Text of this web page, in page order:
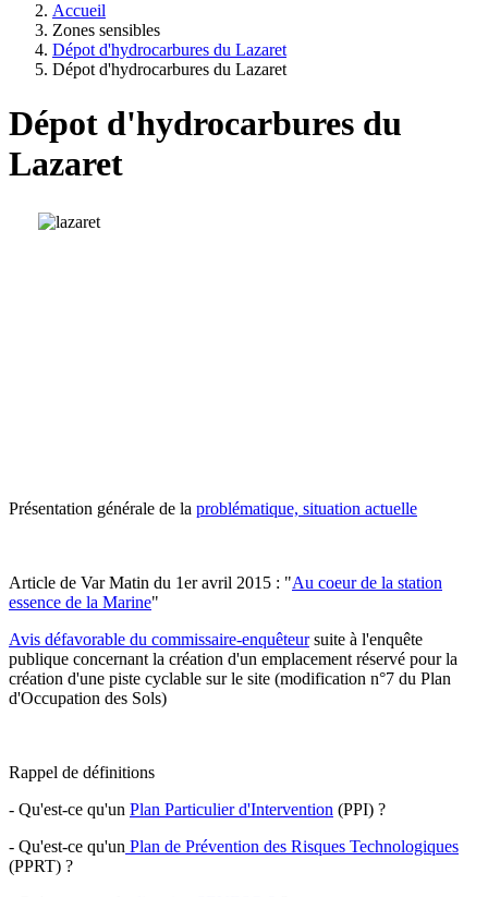
Accueil
Zones sensibles
Dépot d'hydrocarbures du Lazaret
Dépot d'hydrocarbures du Lazaret
Dépot d'hydrocarbures du
Lazaret
Présentation générale de la problématique, situation actuelle
Article de Var Matin du 1er avril 2015 : "Au coeur de la station
essence de la Marine"
Avis défavorable du commissaire-enquêteursuite à l'enquête
publique concernant la création d'un emplacement réservé pour la
création d'une piste cyclable sur le site (modification n°7 du Plan
d'Occupation des Sols)
Rappel de définitions
- Qu'est-ce qu'un Plan Particulier d'Intervention (PPI) ?
- Qu'est-ce qu'un Plan de Prévention des Risques Technologiques
(PPRT) ?